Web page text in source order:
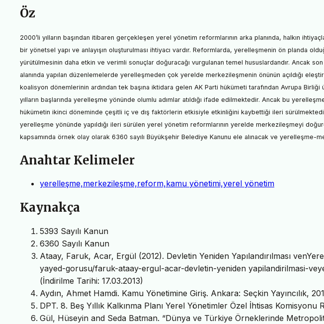
Öz
2000’li yılların başından itibaren gerçekleşen yerel yönetim reformlarının arka planında, halkın
bir yönetsel yapı ve anlayışın oluşturulması ihtiyacı vardır. Reformlarda, yerelleşmenin ön planda
yürütülmesinin daha etkin ve verimli sonuçlar doğuracağı vurgulanan temel hususlardandır. Ancak
alanında yapılan düzenlemelerde yerelleşmeden çok yerelde merkezileşmenin önünün açıldığı
koalisyon dönemlerinin ardından tek başına iktidara gelen AK Parti hükümeti tarafından Avrupa
yılların başlarında yerelleşme yönünde olumlu adımlar atıldığı ifade edilmektedir. Ancak bu
hükümetin ikinci döneminde çeşitli iç ve dış faktörlerin etkisiyle etkinliğini kaybettiği ileri
yerelleşme yönünde yapıldığı ileri sürülen yerel yönetim reformlarının yerelde merkezileşmeyi
kapsamında örnek olay olarak 6360 sayılı Büyükşehir Belediye Kanunu ele alınacak ve yerelleşme-
Anahtar Kelimeler
yerelleşme,merkezileşme,reform,kamu yönetimi,yerel yönetim
Kaynakça
5393 Sayılı Kanun
6360 Sayılı Kanun
Ataay, Faruk, Acar, Ergül (2012). Devletin Yeniden Yapılandırılması
yayed-gorusu/faruk-ataay-ergul-acar-devletin-yeniden yapilandirilmasi-
(İndirilme Tarihi: 17.03.2013)
Aydın, Ahmet Hamdi. Kamu Yönetimine Giriş. Ankara: Seçkin Yayıncılık,
DPT. 8. Beş Yıllık Kalkınma Planı Yerel Yönetimler Özel İhtisas Komisyonu
Gül, Hüseyin and Seda Batman. “Dünya ve Türkiye Örneklerinde